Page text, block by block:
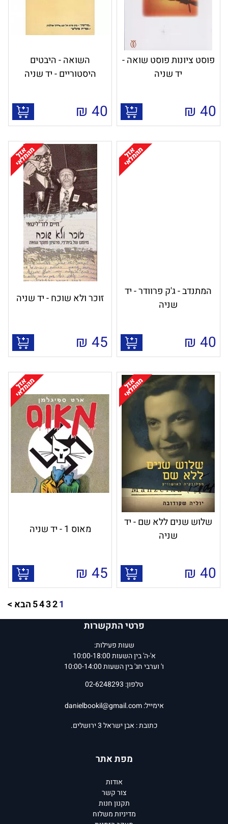
פוסט ציונות פוסט שואה -
יד שניה
40
₪
השואה - היבטים
היסטוריים - יד שניה
40
₪
המתנדב - ג'ק פרוודר - יד
שניה
40
₪
זוכר ולא שוכח - יד שניה
45
₪
שלוש שנים ללא שם - יד
שניה
40
₪
מאוס 1 - יד שניה
45
₪
1
2
3
4
5הבא >
פרטי התקשרות
שעות פעילות:
א'-ה' בין השעות 10:00-18:00
ו' וערבי חג' בין השעות 10:00-14:00
טלפון: 02-6248293
אימייל:danielbookil@gmail.com
כתובת : אבן ישראל 3 ירושלים.
מפת אתר
אודות
צור קשר
תקנון חנות
מדיניות משלוח